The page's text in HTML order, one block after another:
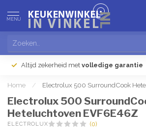
MENU
Altijd zekerheid met volledige garantie
Home / Electrolux 500 SurroundCook
Electrolux 500
Heteluchtoven EVF6E46Z
ELECTROLUX (0)